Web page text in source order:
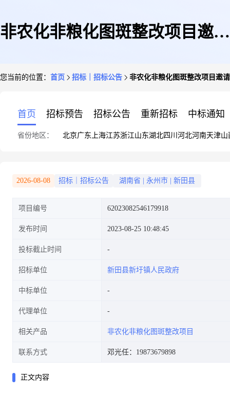
非农化非粮化图斑整改项目邀请
您当前的位置： 首页 招标｜招标公告 非农化非粮化图斑整改项目邀
首页 招标预告 招标公告 重新招标 中标通知
省份地区： 北京广东 上海江苏浙江山东湖北四川 河北河南天津山
2026-08-08 招标｜招标公告 湖南省 永州市 新田县
项目编号 62023082546179918
发布时间 2023-08-25 10:48:45
投标截止时间
招标单位 新田县新圩镇人民政府
中标单位
代理单位
相关产品 非农化非粮化图斑整改项目
联系方式 邓光任：19873679898
正文内容